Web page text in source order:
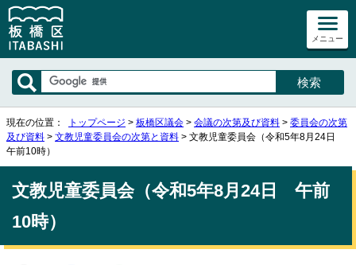
メニュー
現在の位置： トップページ > 板橋区議会 > 会議の次第及び資料 > 委員会の次第
及び資料 > 文教児童委員会の次第と資料 > 文教児童委員会（令和5年8月24日
午前10時）
文教児童委員会（令和5年8月24日 午前
10時）